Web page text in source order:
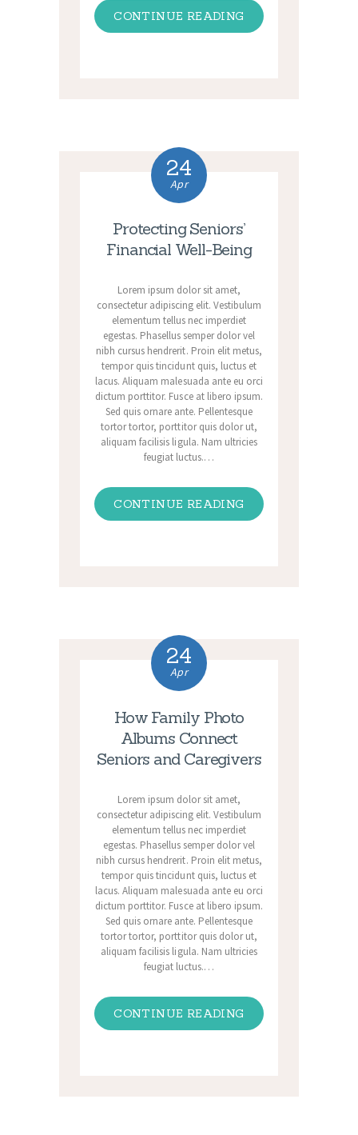
CONTINUE READING
24
Apr
Protecting Seniors’
Financial Well-Being
Lorem ipsum dolor sit amet,
consectetur adipiscing elit. Vestibulum
elementum tellus nec imperdiet
egestas. Phasellus semper dolor vel
nibh cursus hendrerit. Proin elit metus,
tempor quis tincidunt quis, luctus et
lacus. Aliquam malesuada ante eu orci
dictum porttitor. Fusce at libero ipsum.
Sed quis ornare ante. Pellentesque
tortor tortor, porttitor quis dolor ut,
aliquam facilisis ligula. Nam ultricies
feugiat luctus.…
CONTINUE READING
24
Apr
How Family Photo
Albums Connect
Seniors and Caregivers
Lorem ipsum dolor sit amet,
consectetur adipiscing elit. Vestibulum
elementum tellus nec imperdiet
egestas. Phasellus semper dolor vel
nibh cursus hendrerit. Proin elit metus,
tempor quis tincidunt quis, luctus et
lacus. Aliquam malesuada ante eu orci
dictum porttitor. Fusce at libero ipsum.
Sed quis ornare ante. Pellentesque
tortor tortor, porttitor quis dolor ut,
aliquam facilisis ligula. Nam ultricies
feugiat luctus.…
CONTINUE READING